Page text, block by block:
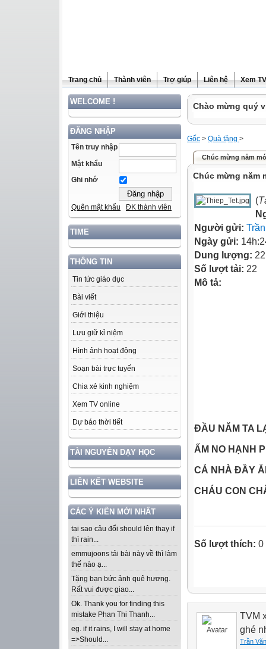
Trang chủ Thành viên Trợ giúp Liên hệ Xem TV
WELCOME !
ĐĂNG NHẬP
Tên truy nhập
Mật khẩu
Ghi nhớ
Quên mật khẩu ĐK thành viên
TIME
THÔNG TIN
Tin tức giáo dục
Bài viết
Giới thiệu
Lưu giữ kỉ niệm
Hình ảnh hoạt động
Soạn bài trực tuyến
Chia xẻ kinh nghiệm
Xem TV online
Dự báo thời tiết
TÀI NGUYÊN DẠY HỌC
LIÊN KẾT WEBSITE
CÁC Ý KIẾN MỚI NHẤT
tại sao câu đổi should lên thay if
thì rain...
emmujoons tải bài này về thì làm
thế nào ạ...
Tặng bạn bức ảnh quê hương.
Rất vui được giao...
Ok. Thank you for finding this
mistake Phan Thi Thanh...
eg. if it rains, I will stay at home
=>Should...
Chào mừng quý
Gốc > Quà tặng >
Chúc mừng năm
Chúc mừng năm
(
Người gửi:
Ngày gửi:
Dung lượng:
Số lượt tải: 22
Mô tả:
ĐẦU NĂM TA
ẤM NO HẠNH
CẢ NHÀ ĐẦY
CHÁU CON
Số lượt thích: 0
TVM
ghé
Trần